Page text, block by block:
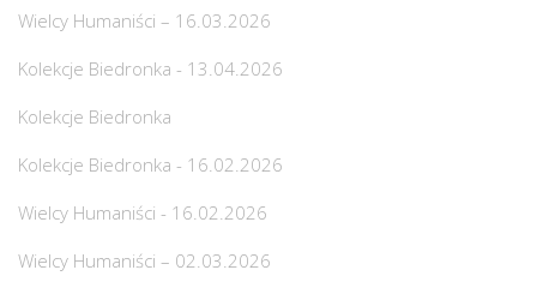
Wielcy Humaniści – 16.03.2026
Kolekcje Biedronka - 13.04.2026
Kolekcje Biedronka
Kolekcje Biedronka - 16.02.2026
Wielcy Humaniści - 16.02.2026
Wielcy Humaniści – 02.03.2026